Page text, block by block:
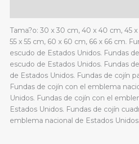
sala
de
estar.
quantity
Tama?o: 30 x 30 cm, 40 x 40 cm, 45
55 x 55 cm, 60 x 60 cm, 66 x 66 cm.
escudo de Estados Unidos. Fundas
escudo de Estados Unidos. Fundas
de Estados Unidos. Fundas de cojín
Fundas de cojín con el emblema
Unidos. Fundas de cojín con el
Estados Unidos. Fundas de cojín
emblema nacional de Estados Unidos.